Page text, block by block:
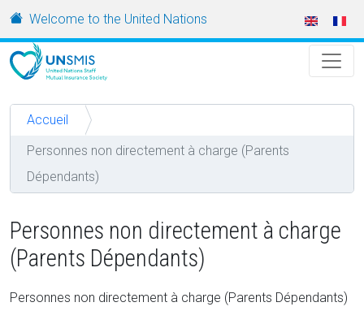
Aller au contenu principal
URLWelcome to the United Nations
Accueil
Personnes non directement à charge (Parents
Dépendants)
Personnes non directement à charge
(Parents Dépendants)
Personnes non directement à charge (Parents Dépendants)